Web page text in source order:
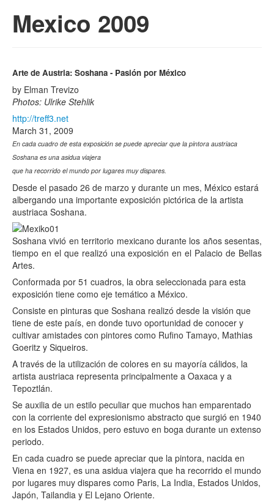
Mexico 2009
Arte de Austria: Soshana - Pasión por México
by Elman Trevizo
Photos: Ulrike Stehlik
http://treff3.net
March 31, 2009
En cada cuadro de esta exposición se puede apreciar que la pintora austriaca
Soshana es una asidua viajera
que ha recorrido el mundo por lugares muy dispares.
Desde el pasado 26 de marzo y durante un mes, México estará
albergando una importante exposición pictórica de la artista
austriaca Soshana.
Soshana vivió en territorio mexicano durante los años sesentas,
tiempo en el que realizó una exposición en el Palacio de Bellas
Artes.
Conformada por 51 cuadros, la obra seleccionada para esta
exposición tiene como eje temático a México.
Consiste en pinturas que Soshana realizó desde la visión que
tiene de este país, en donde tuvo oportunidad de conocer y
cultivar amistades con pintores como Rufino Tamayo, Mathias
Goeritz y Siqueiros.
A través de la utilización de colores en su mayoría cálidos, la
artista austriaca representa principalmente a Oaxaca y a
Tepoztlán.
Se auxilia de un estilo peculiar que muchos han emparentado
con la corriente del expresionismo abstracto que surgió en 1940
en los Estados Unidos, pero estuvo en boga durante un extenso
periodo.
En cada cuadro se puede apreciar que la pintora, nacida en
Viena en 1927, es una asidua viajera que ha recorrido el mundo
por lugares muy dispares como Paris, La India, Estados Unidos,
Japón, Tailandia y El Lejano Oriente.